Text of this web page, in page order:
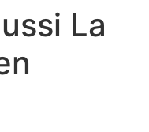
La